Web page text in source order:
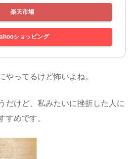
楽天市場
ショッピング
やってるけど怖いよね。
だけど、私みたいに挫折した人に
すめです。